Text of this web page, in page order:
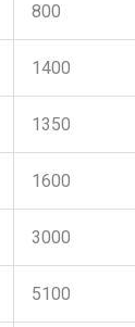
800
1400
1350
1600
3000
5100